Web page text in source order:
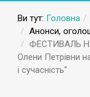
Ви тут: Головна
Анонси,
ФЕСТИВАЛЬ
Олени Петрівни
і сучасність"